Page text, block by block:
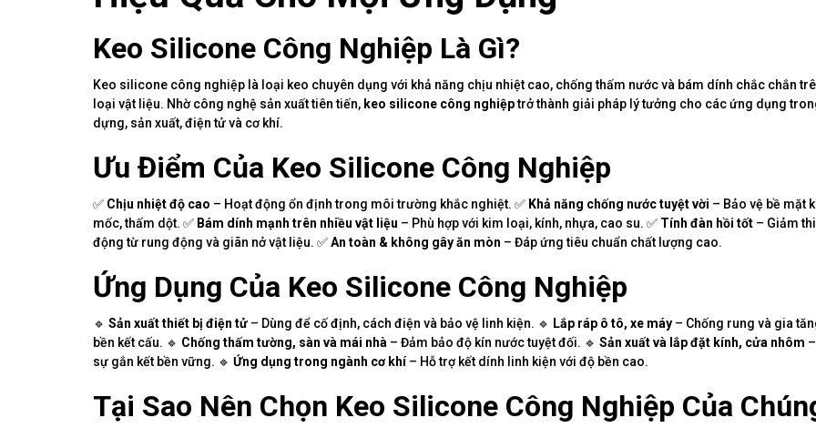
Keo Silicone Công Nghiệp Là Gì?
Keo silicone công nghiệp là loại keo chuyên dụng với khả năng chịu nhiệt cao, chống thấm nước và bám dính chắc chắn
loại vật liệu. Nhờ công nghệ sản xuất tiên tiến, keo silicone công nghiệptrở thành giải pháp lý tưởng cho các ứng dụng
dựng, sản xuất, điện tử và cơ khí.
Ưu Điểm Của Keo Silicone Công Nghiệp
✅ Chịu nhiệt độ cao – Hoạt động ổn định trong môi trường khắc nghiệt. ✅ Khả năng chống nước tuyệt vời – Bảo vệ bề mặt
mốc, thấm dột. ✅ Bám dính mạnh trên nhiều vật liệu – Phù hợp với kim loại, kính, nhựa, cao su. ✅ Tính đàn hồi tốt – Giảm
động từ rung động và giãn nở vật liệu. ✅An toàn & không gây ăn mòn – Đáp ứng tiêu chuẩn chất lượng cao.
Ứng Dụng Của Keo Silicone Công Nghiệp
🔹 Sản xuất thiết bị điện tử – Dùng để cố định, cách điện và bảo vệ linh kiện. 🔹 Lắp ráp ô tô, xe máy – Chống rung và gia
bền kết cấu. 🔹 Chống thấm tường, sàn và mái nhà – Đảm bảo độ kín nước tuyệt đối. 🔹 Sản xuất và lắp đặt kính, cửa nhôm
sự gắn kết bền vững. 🔹 Ứng dụng trong ngành cơ khí– Hỗ trợ kết dính linh kiện với độ bền cao.
Tại Sao Nên Chọn Keo Silicone Công Nghiệp Của